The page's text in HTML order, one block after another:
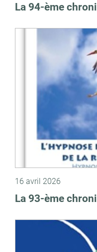
La 94-ème
16 avril 2026
La 93-ème